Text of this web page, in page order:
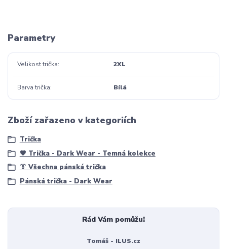
Parametry
Velikost trička 2XL
Barva trička Bílá
Zboží zařazeno v kategoriích
Trička
🖤 Trička - Dark Wear - Temná kolekce
👔 Všechna pánská trička
Pánská trička - Dark Wear
Rád Vám pomůžu!
Tomáš - ILUS.cz